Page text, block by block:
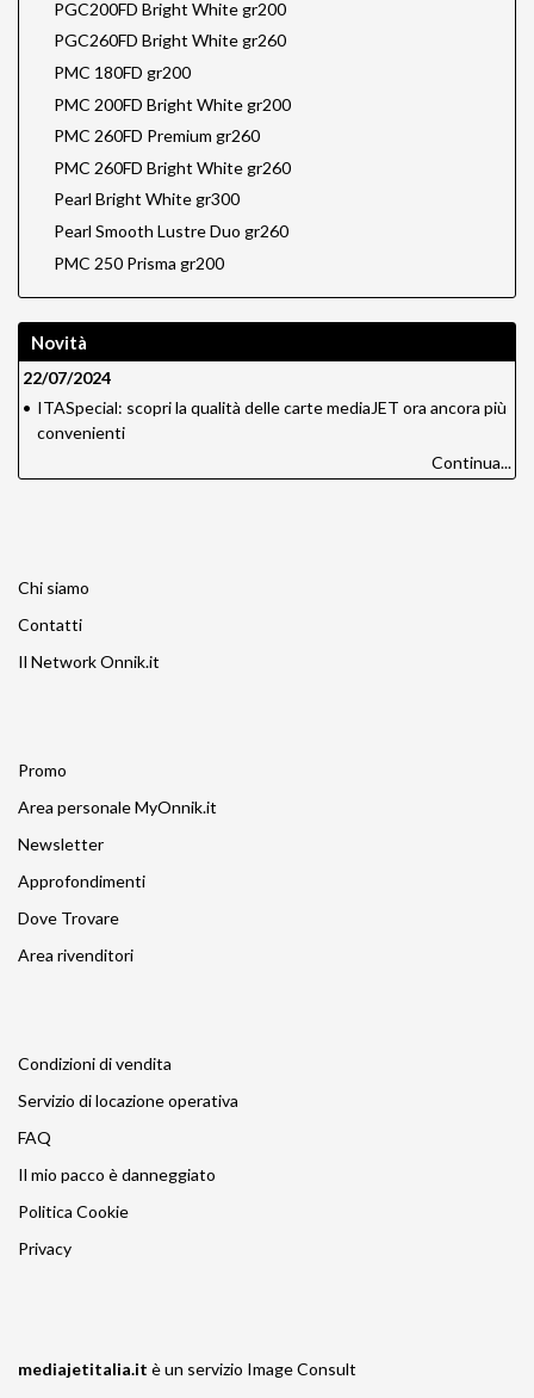
PGC200FD Bright White gr200
PGC260FD Bright White gr260
PMC 180FD gr200
PMC 200FD Bright White gr200
PMC 260FD Premium gr260
PMC 260FD Bright White gr260
Pearl Bright White gr300
Pearl Smooth Lustre Duo gr260
PMC 250 Prisma gr200
Novità
22/07/2024
• ITASpecial: scopri la qualità delle carte mediaJET ora ancora più
convenienti
Continua...
Chi siamo
Contatti
Il Network Onnik.it
Promo
Area personale MyOnnik.it
Newsletter
Approfondimenti
Dove Trovare
Area rivenditori
Condizioni di vendita
Servizio di locazione operativa
FAQ
Il mio pacco è danneggiato
Politica Cookie
Privacy
mediajetitalia.it è un servizio Image Consult